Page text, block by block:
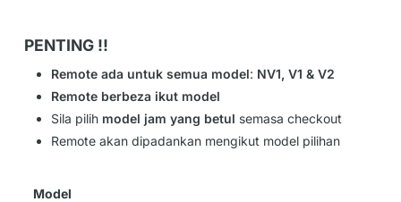
PENTING !!
Remote ada untuk semua model: NV1, V1 & V2
Remote berbeza ikut model
Sila pilih model jam yang betul semasa checkout
Remote akan dipadankan mengikut model pilihan
Model